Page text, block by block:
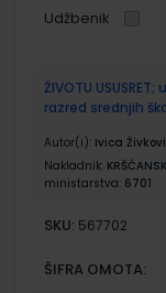
Udžbenik
ŽIVOTU
razred srednjih
Autor(i): Ivica
Nakladnik:
ministarstva: 6701
SKU: 567702
ŠIFRA OMOTA: